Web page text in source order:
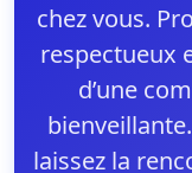
chez vous.
respectueux
d’une
laissez la